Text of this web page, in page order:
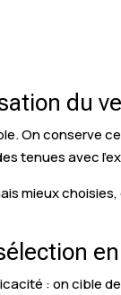
du
On conserve
tenues avec
mieux
: on cible